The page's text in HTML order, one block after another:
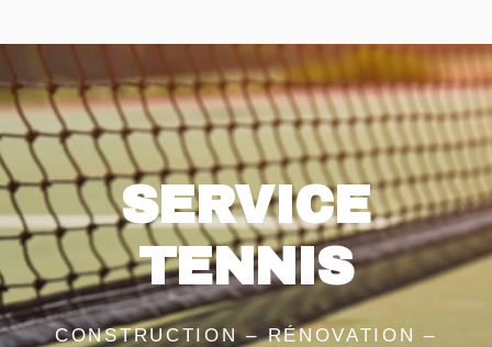
SERVICE
TENNIS
CONSTRUCTION – RÉNOVATION –